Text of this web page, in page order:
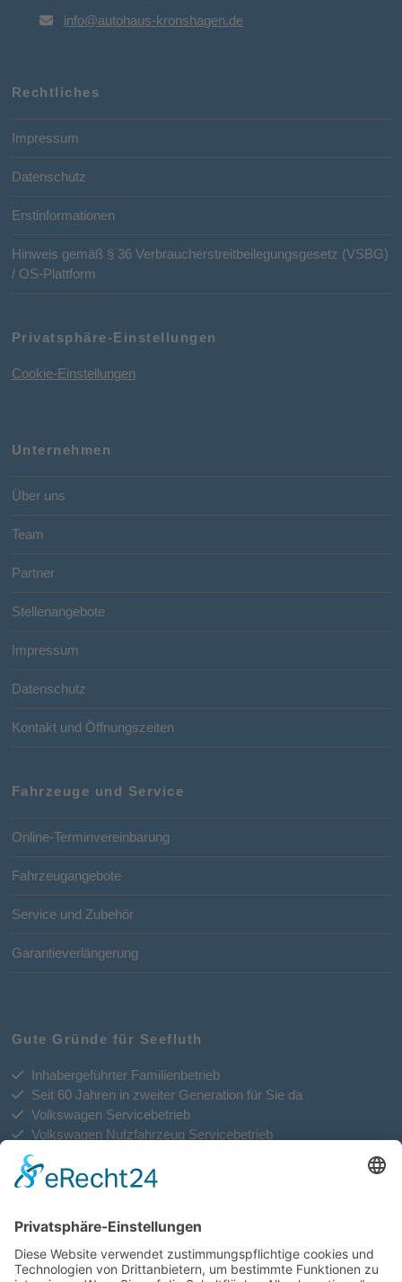
info@autohaus-kronshagen.de
Rechtliches
Impressum
Datenschutz
Erstinformationen
Hinweis gemäß § 36 Verbraucherstreitbeilegungsgesetz (VSBG)
/ OS-Plattform
Privatsphäre-Einstellungen
Cookie-Einstellungen
Unternehmen
Über uns
Team
Partner
Stellenangebote
Impressum
Datenschutz
Kontakt und Öffnungszeiten
Fahrzeuge und Service
Online-Terminvereinbarung
Fahrzeugangebote
Service und Zubehör
Garantieverlängerung
Gute Gründe für Seefluth
Inhabergeführter Familienbetrieb
Seit 60 Jahren in zweiter Generation für Sie da
Volkswagen Servicebetrieb
Volkswagen Nutzfahrzeug Servicebetrieb
Freundliche und kompetente Beratung
Qualifizierte Mitarbeiter
Individuelle Angebote
Zentral in Kronshagen direkt an der Kieler Automeile
DAS Autohaus Ihres Vertrauens